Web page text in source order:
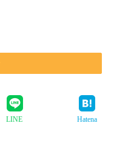
LINE Hatena